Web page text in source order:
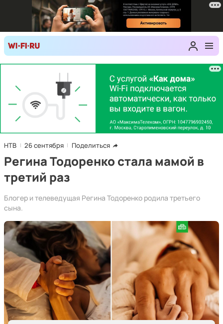
НТВ 26 сентября Поделиться
Регина Тодоренко стала мамой в
третий раз
Блогер и телеведущая Регина Тодоренко родила третьего
сына.